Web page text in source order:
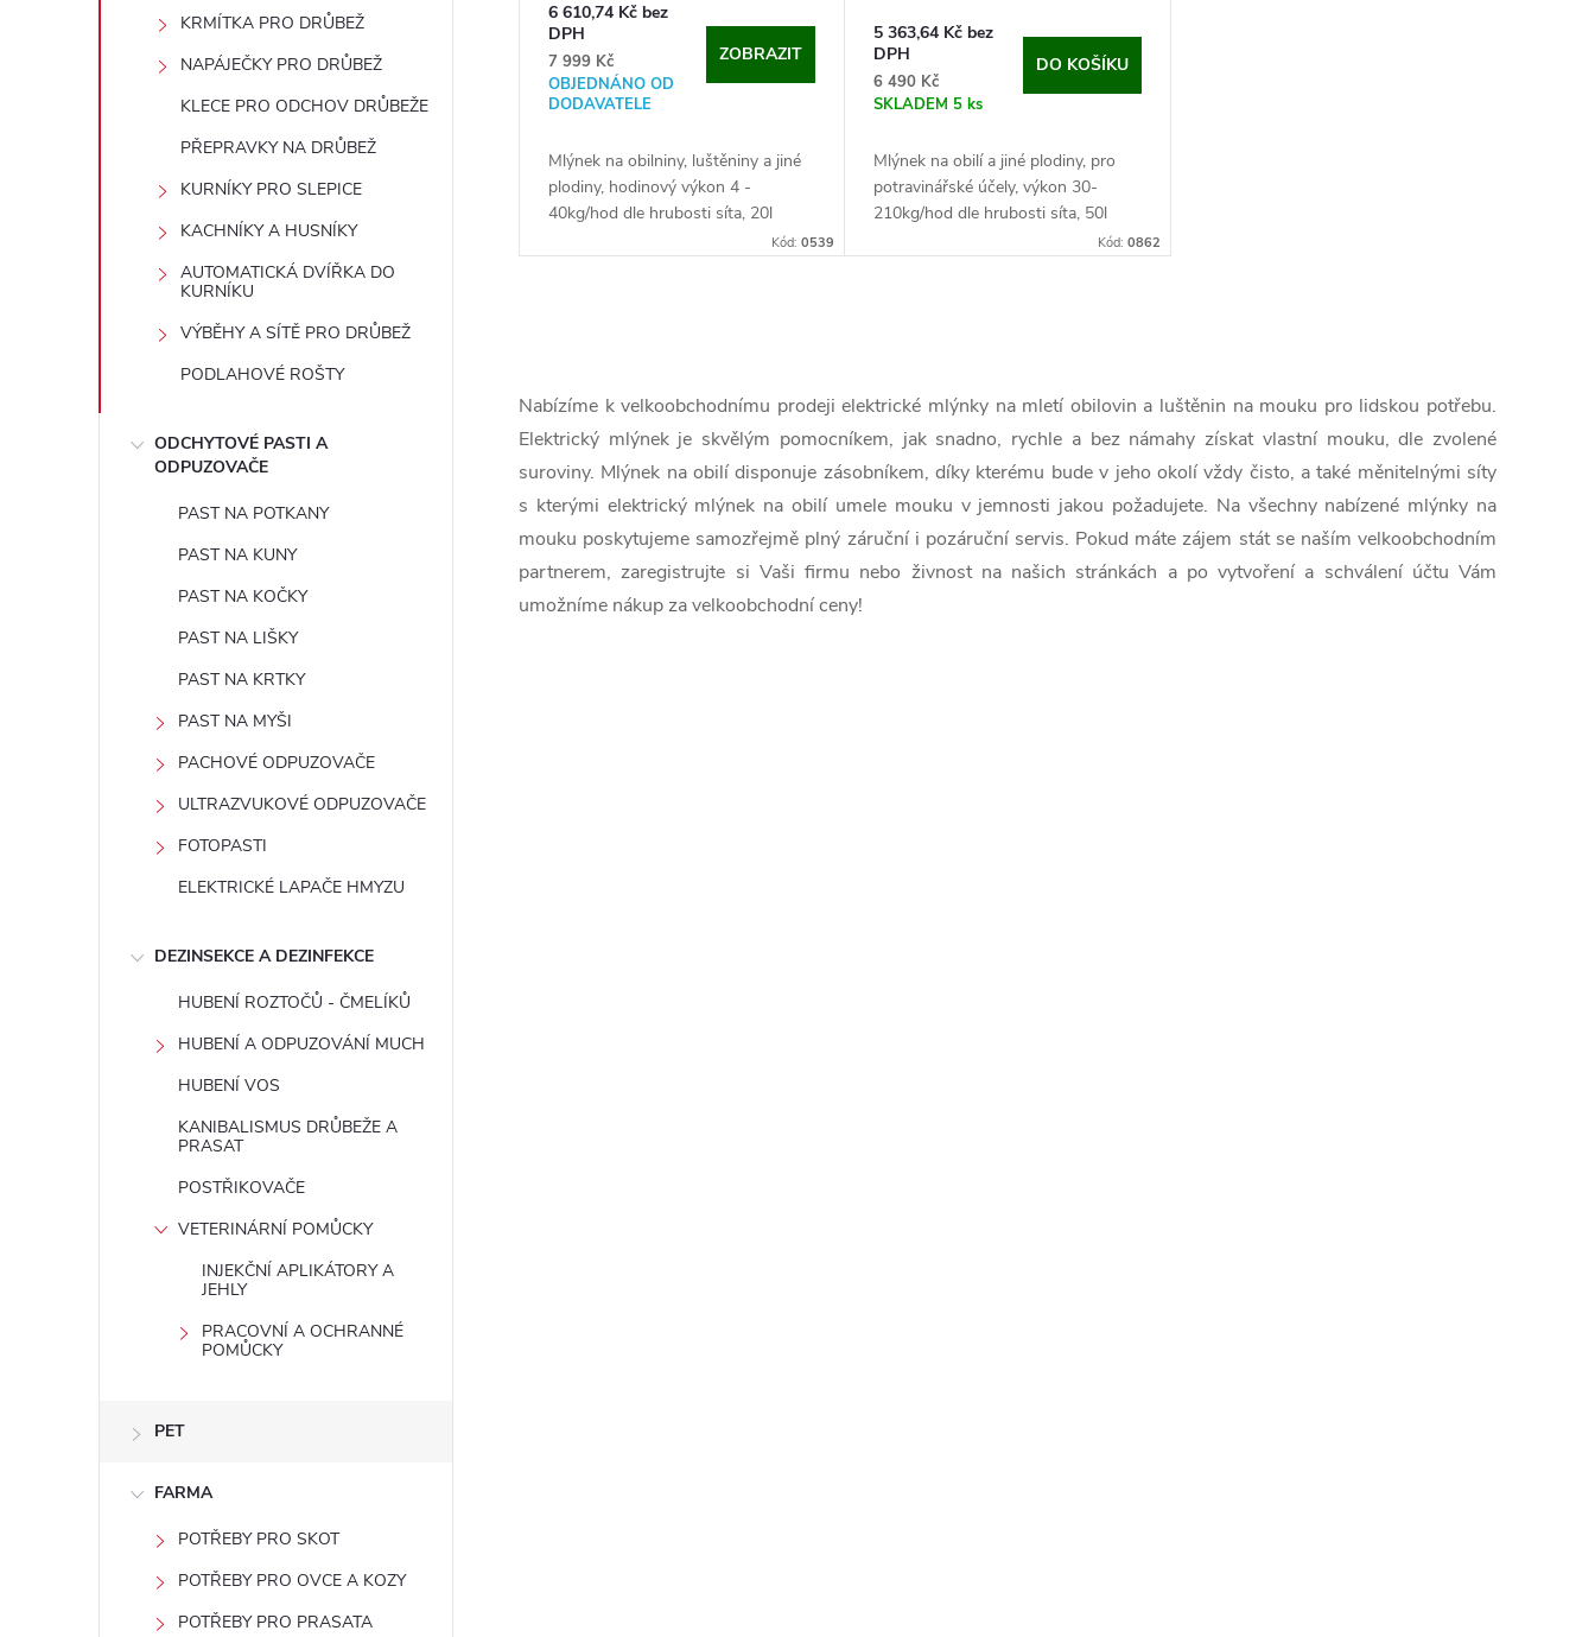
KRMÍTKA PRO DRŮBEŽ
NAPÁJEČKY PRO DRŮBEŽ
KLECE PRO ODCHOV DRŮBEŽE
PŘEPRAVKY NA DRŮBEŽ
KURNÍKY PRO SLEPICE
KACHNÍKY A HUSNÍKY
AUTOMATICKÁ DVÍŘKA DO
KURNÍKU
VÝBĚHY A SÍTĚ PRO DRŮBEŽ
PODLAHOVÉ ROŠTY
ODCHYTOVÉ PASTI A
ODPUZOVAČE
PAST NA POTKANY
PAST NA KUNY
PAST NA KOČKY
PAST NA LIŠKY
PAST NA KRTKY
PAST NA MYŠI
PACHOVÉ ODPUZOVAČE
ULTRAZVUKOVÉ ODPUZOVAČE
FOTOPASTI
ELEKTRICKÉ LAPAČE HMYZU
DEZINSEKCE A DEZINFEKCE
HUBENÍ ROZTOČŮ - ČMELÍKŮ
HUBENÍ A ODPUZOVÁNÍ MUCH
HUBENÍ VOS
KANIBALISMUS DRŮBEŽE A
PRASAT
POSTŘIKOVAČE
VETERINÁRNÍ POMŮCKY
INJEKČNÍ APLIKÁTORY A
JEHLY
PRACOVNÍ A OCHRANNÉ
POMŮCKY
PET
FARMA
POTŘEBY PRO SKOT
POTŘEBY PRO OVCE A KOZY
POTŘEBY PRO PRASATA
t
6 610,74 Kč bez
DPH
7 999 Kč
OBJEDNÁNO OD
DODAVATELE
ZOBRAZIT
Mlýnek na obilniny, luštěniny a jiné
plodiny, hodinový výkon 4 -
40kg/hod dle hrubosti síta, 20l
zásobníkový barel, výkon 1,5 kW.
Kód:0539
5 363,64 Kč bez
DPH
6 490 Kč
SKLADEM 5 ks
DO KOŠÍKU
Mlýnek na obilí a jiné plodiny, pro
potravinářské účely, výkon 30-
210kg/hod dle hrubosti síta, 50l
zásobníkový barel, výkon1,2kW.Kód: 0862
v
l
á
d
a
Nabízíme k velkoobchodnímu prodeji elektrické mlýnky na mletí obilovin a luštěnin na mouku pro lidskou potřebu.
Elektrický mlýnek je skvělým pomocníkem, jak snadno, rychle a bez námahy získat vlastní mouku, dle zvolené
suroviny. Mlýnek na obilí disponuje zásobníkem, díky kterému bude v jeho okolí vždy čisto, a také měnitelnými síty
s kterými elektrický mlýnek na obilí umele mouku v jemnosti jakou požadujete. Na všechny nabízené mlýnky na
mouku poskytujeme samozřejmě plný záruční i pozáruční servis. Pokud máte zájem stát se naším velkoobchodním
partnerem, zaregistrujte si Vaši firmu nebo živnost na našich stránkách a po vytvoření a schválení účtu Vám
umožníme nákup za velkoobchodní ceny!